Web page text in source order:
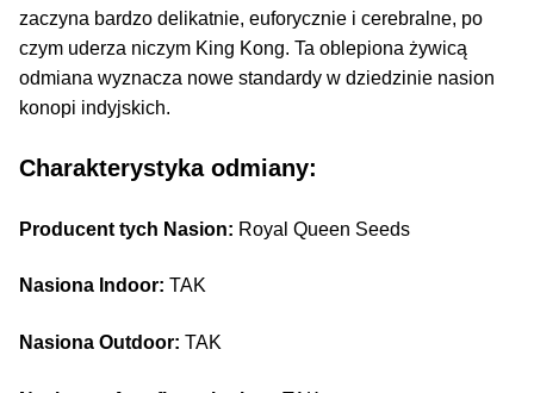
zaczyna bardzo delikatnie, euforycznie i cerebralne, po
czym uderza niczym King Kong. Ta oblepiona żywicą
odmiana wyznacza nowe standardy w dziedzinie nasion
konopi indyjskich.
Charakterystyka odmiany:
Producent tych Nasion: Royal Queen Seeds
Nasiona Indoor: TAK
Nasiona Outdoor: TAK